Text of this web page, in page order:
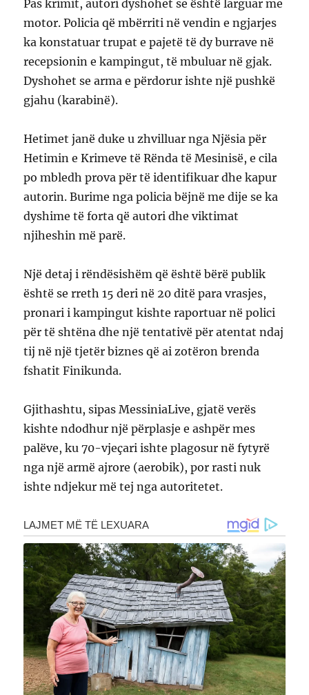
Pas krimit, autori dyshohet se është larguar me
motor. Policia që mbërriti në vendin e ngjarjes
ka konstatuar trupat e pajetë të dy burrave në
recepsionin e kampingut, të mbuluar në gjak.
Dyshohet se arma e përdorur ishte një pushkë
gjahu (karabinë).
Hetimet janë duke u zhvilluar nga Njësia për
Hetimin e Krimeve të Rënda të Mesinisë, e cila
po mbledh prova për të identifikuar dhe kapur
autorin. Burime nga policia bëjnë me dije se ka
dyshime të forta që autori dhe viktimat
njiheshin më parë.
Një detaj i rëndësishëm që është bërë publik
është se rreth 15 deri në 20 ditë para vrasjes,
pronari i kampingut kishte raportuar në polici
për të shtëna dhe një tentativë për atentat ndaj
tij në një tjetër biznes që ai zotëron brenda
fshatit Finikunda.
Gjithashtu, sipas MessiniaLive, gjatë verës
kishte ndodhur një përplasje e ashpër mes
palëve, ku 70-vjeçari ishte plagosur në fytyrë
nga një armë ajrore (aerobik), por rasti nuk
ishte ndjekur më tej nga autoritetet.